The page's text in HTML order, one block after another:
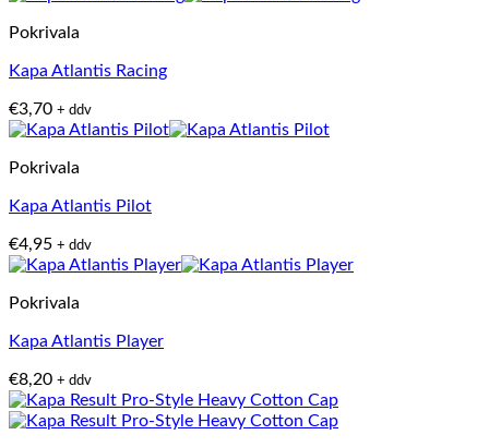
Pokrivala
Kapa Atlantis Racing
€3,70 + ddv
Pokrivala
Kapa Atlantis Pilot
€4,95 + ddv
Pokrivala
Kapa Atlantis Player
€8,20 + ddv